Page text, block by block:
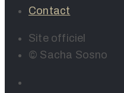
Contact
Site officiel
© Sacha Sosno